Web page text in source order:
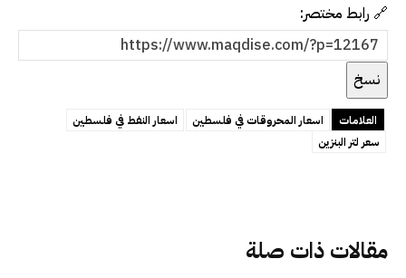
مقالات ذات صلة
🔗 رابط مختصر:
نسخ
العلامات اسعار المحروقات في فلسطين
اسعار النفط في فلسطين
سعر لتر البنزين